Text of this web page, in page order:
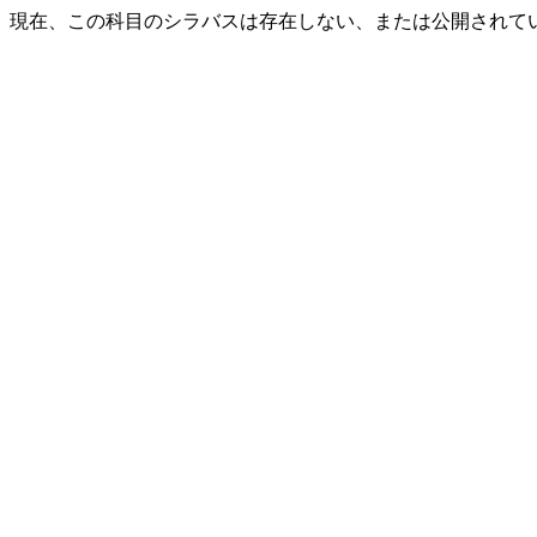
現在、この科目のシラバスは存在しない、または公開されて